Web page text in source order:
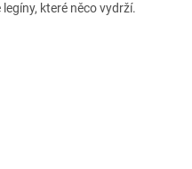
které něco vydrží.